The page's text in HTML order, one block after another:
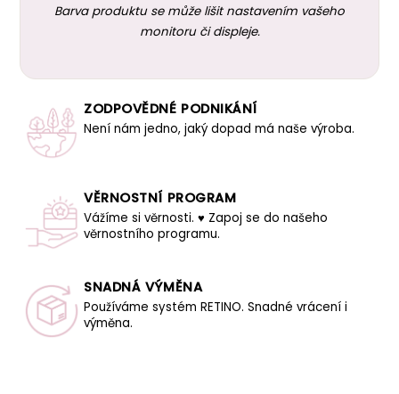
Barva produktu se může lišit nastavením vašeho
monitoru či displeje.
ZODPOVĚDNÉ PODNIKÁNÍ
Není nám jedno, jaký dopad má naše výroba.
VĚRNOSTNÍ PROGRAM
Vážíme si věrnosti. ♥ Zapoj se do našeho
věrnostního programu.
SNADNÁ VÝMĚNA
Používáme systém RETINO. Snadné vrácení i
výměna.